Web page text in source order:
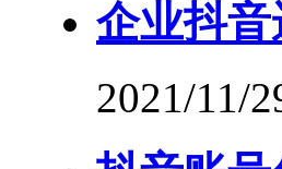
企业抖
2021/11/